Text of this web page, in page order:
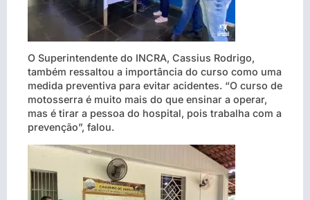
O Superintendente do INCRA, Cassius Rodrigo,
também ressaltou a importância do curso como uma
medida preventiva para evitar acidentes. “O curso de
motosserra é muito mais do que ensinar a operar,
mas é tirar a pessoa do hospital, pois trabalha com a
prevenção”, falou.